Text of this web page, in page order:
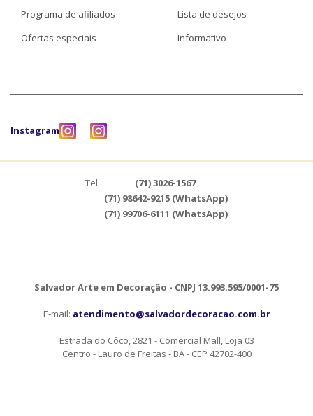
Programa de afiliados
Ofertas especiais
Lista de desejos
Informativo
Instagram
Tel.
(71) 3026-1567
(71) 98642-9215 (WhatsApp)
(71) 99706-6111 (WhatsApp)
Salvador Arte em Decoração - CNPJ 13.993.595/0001-75
E-mail: atendimento@salvadordecoracao.com.br
Estrada do Côco, 2821 - Comercial Mall, Loja 03
Centro - Lauro de Freitas - BA - CEP 42702-400